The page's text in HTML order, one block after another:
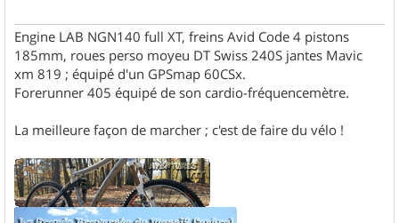
Engine LAB NGN140 full XT, freins Avid Code 4 pistons
185mm, roues perso moyeu DT Swiss 240S jantes Mavic
xm 819 ; équipé d'un GPSmap 60CSx.
Forerunner 405 équipé de son cardio-fréquencemètre.
La meilleure façon de marcher ; c'est de faire du vélo !